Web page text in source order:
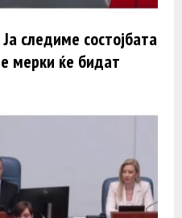
следиме состојбата
мерки ќе бидат